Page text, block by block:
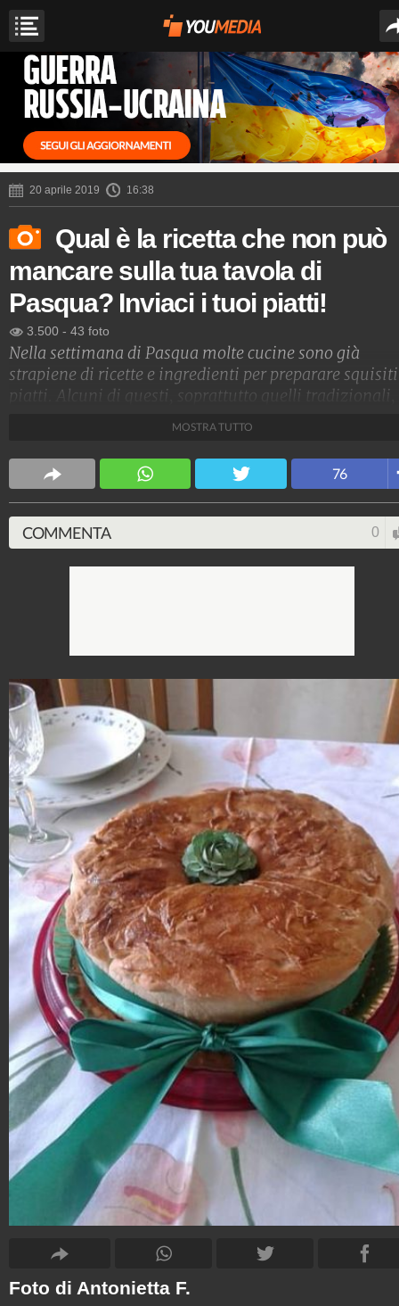
20 aprile 2019 16:38
Qual è la ricetta che non può
mancare sulla tua tavola di
Pasqua? Inviaci i tuoi piatti!
3.500 - 43 foto
Nella settimana di Pasqua molte cucine sono già
strapiene di ricette e ingredienti per preparare squisiti
piatti. Alcuni di questi, soprattutto quelli tradizionali,
giorni?
339.832-84 video-997 foto
MOSTRA TUTTO
76
COMMENTA 0
Foto di Antonietta F.